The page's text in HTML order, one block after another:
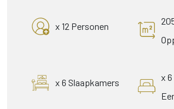
x 12 Personen
x 6 Slaapkamers
x 6